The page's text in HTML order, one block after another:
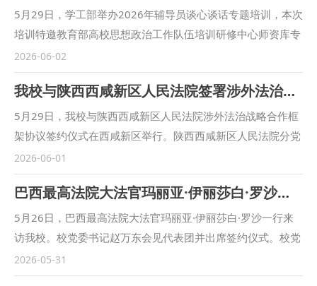
5月29日，学工部举办2026年辅导员谈心谈话专题培训，本次
培训特邀教育部高校思想政治工作队伍培训研修中心师资库专
家、2023全国“最美高校辅导员”姜媛作专题授课。各学院学生
工作负责人及全体专兼职辅导员参加会议。 姜媛以“从‘面对
面’到‘心贴心’——辅导员谈心谈话的方法与艺术”为主题，结合
自身一线学生工作实践，分别从谈心谈话的分类、方法和艺术
三个维度进行拆解分析，系统讲授了辅导员在实际工作中如何
运用谈心谈话技巧开展价值引领、学风建设、职业规划等具体
工作。 （供稿：学工部（学生处）撰稿：余瑞 审核：蒋国
纲）
2026-06-02
我校与陕西西咸新区人民法院签署涉外法治战略合作框架协议
5月29日，我校与陕西西咸新区人民法院涉外法治战略合作框
架协议签约仪式在西咸新区举行。陕西西咸新区人民法院分党
组成员、院长董刚，校党委副书记、校长范九利出席活动。陕
西西咸新区人民法院分党组成员、副院长张鹏主持会议。 张
鹏介绍了陕西西咸新区人民法院与西北政法大学达成涉外法治
战略合作框架协议的相关情况。 董刚对我校在涉外审判实
践、法治化营商环境建设等方面给予的长期支持表示感谢。他
表示，西咸新区人民法院肩负区域涉外审判重要职责，期待与
西北政法大学在服务“一带一路”营商环境和涉外法治等方面发
2026-06-01
巴西最高法院大法官玛丽亚·伊丽莎白·罗沙一行来我校交流访问并签署合作协议
5月26日，巴西最高法院大法官玛丽亚·伊丽莎白·罗沙一行来
访我校。校党委书记赵万东会见代表团并出席签约仪式。校党
委委员、副校长单文华主持会议。 赵万东对玛丽亚·伊丽莎白·
罗沙一行表示欢迎。他表示，中国与巴西同为胸怀梦想的发展
2026-05-31